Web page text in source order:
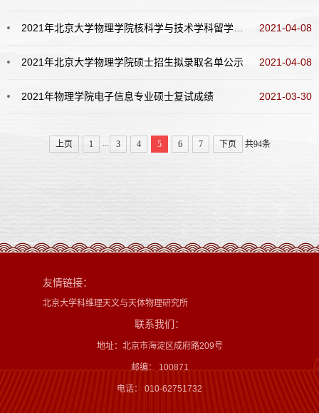
2021年北京大学物理学院核科学与技术学科留学生报考攻读博士学位研究生的复试规则及复试名单 2021-04-08
2021年北京大学物理学院硕士招生拟录取名单公示 2021-04-08
2021年物理学院电子信息专业硕士复试成绩 2021-03-30
上页 1 ... 3 4 5 6 7 下页 共94条
友情链接：
北京大学科维理天文与天体物理研究所
联系我们：
地址：北京市海淀区成府路209号
邮编： 100871
电话： 010-62751732